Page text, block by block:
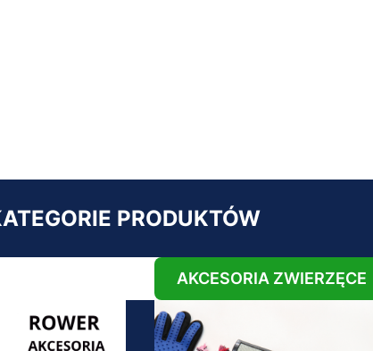
PRODUKTÓW
AKCESORIA ZWIERZĘCE